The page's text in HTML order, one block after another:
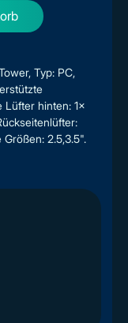
Typ: PC,
Lüfter hinten: 1x
2.5,3.5".